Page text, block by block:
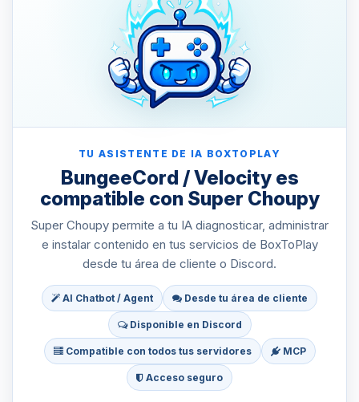
TU ASISTENTE DE IA BOXTOPLAY
BungeeCord / Velocity es
compatible con Super Choupy
Super Choupy permite a tu IA diagnosticar, administrar
e instalar contenido en tus servicios de BoxToPlay
desde tu área de cliente o Discord.
AI Chatbot / Agent Desde tu área de cliente
Disponible en Discord
Compatible con todos tus servidores MCP
Acceso seguro